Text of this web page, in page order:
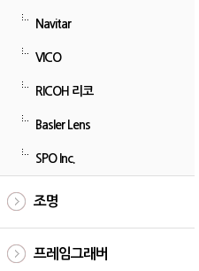
Navitar
VICO
RICOH 리코
Basler Lens
SPO Inc.
조명
프레임그래버